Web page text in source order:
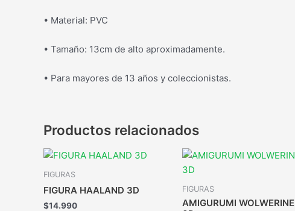
• Material: PVC
• Tamaño: 13cm de alto aproximadamente.
• Para mayores de 13 años y coleccionistas.
Productos relacionados
FIGURAS
FIGURA HAALAND 3D
$14.990
FIGURAS
AMIGURUMI WOLWERINE